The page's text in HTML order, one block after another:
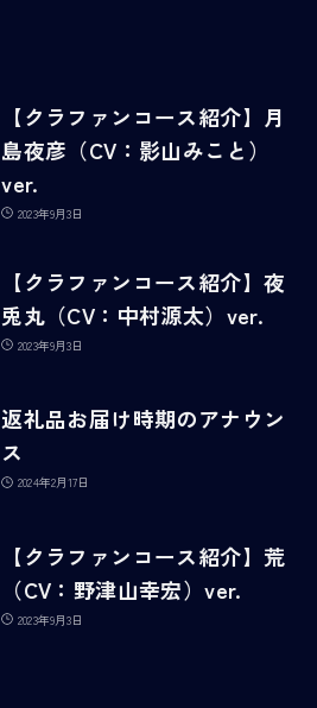
【クラファンコース紹介】月
島夜彦（CV：影山みこと）
ver.
2023年9月3日
【クラファンコース紹介】夜
兎丸（CV：中村源太）ver.
2023年9月3日
返礼品お届け時期のアナウン
ス
2024年2月17日
【クラファンコース紹介】荒
（CV：野津山幸宏）ver.
2023年9月3日